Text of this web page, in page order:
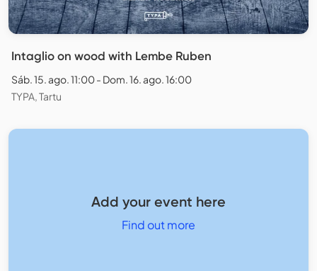
Intaglio on wood with Lembe Ruben
Sáb. 15. ago. 11:00 - Dom. 16. ago. 16:00
TYPA, Tartu
Add your event here
Find out more